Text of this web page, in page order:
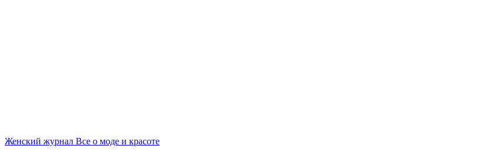
Женский журнал Все о моде и красоте